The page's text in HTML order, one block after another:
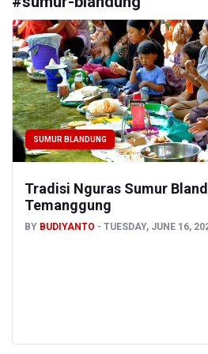
SUMUR BLANDUNG
Tradisi Nguras Sumur
Temanggung
BY BUDIYANTO TUESDAY, JUNE 16,